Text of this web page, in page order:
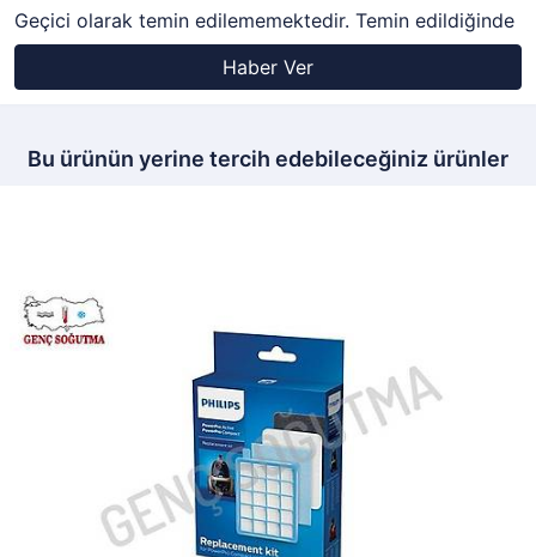
Geçici olarak temin edilememektedir. Temin edildiğinde
Haber Ver
Bu ürünün yerine tercih edebileceğiniz ürünler